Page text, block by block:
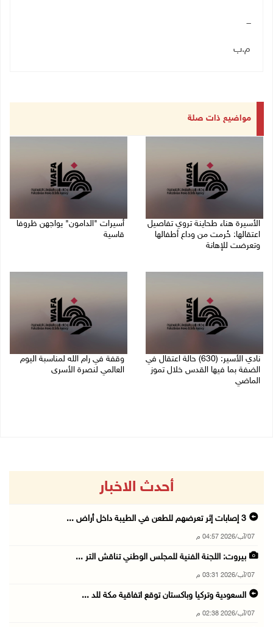
ـــ
م.ب
مواضيع ذات صلة
الأسيرة هناء طحاينة تروي تفاصيل
اعتقالها: حُرمت من وداع أطفالها
وتعرضت للإهانة
أسيرات "الدامون" يواجهن ظروفا
قاسية
نادي الأسير: (630) حالة اعتقال في
الضفة بما فيها القدس خلال تموز
الماضي
وقفة في رام الله لمناسبة اليوم
العالمي لنصرة الأسرى
أحدث الاخبار
3 إصابات إثر تعرضهم للطعن في الطيبة داخل أراض ...
07/آب/2026 04:57 م
بيروت: اللجنة الفنية للمجلس الوطني تناقش التر ...
07/آب/2026 03:31 م
السعودية وتركيا وباكستان توقع اتفاقية مكة للد ...
07/آب/2026 02:38 م